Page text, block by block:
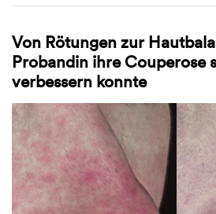
Von Rötungen zur
Probandin ihre Couperose
verbessern konnte